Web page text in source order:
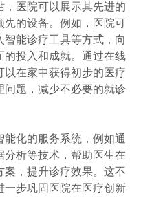
医院可以展示其先进的
先的设备。例如，医院可
智能诊疗工具等方式，向
的投入和成就。通过在线
在家中获得初步的医疗
题，减少不必要的就诊
化的服务系统，例如通
析等技术，帮助医生在
，提升诊疗效果。这不
一步巩固医院在医疗创新